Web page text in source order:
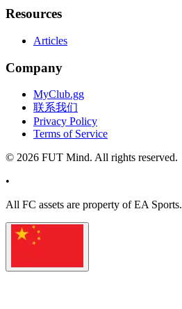
Resources
Articles
Company
MyClub.gg
联系我们
Privacy Policy
Terms of Service
© 2026 FUT Mind. All rights reserved.
•
All FC assets are property of EA Sports.